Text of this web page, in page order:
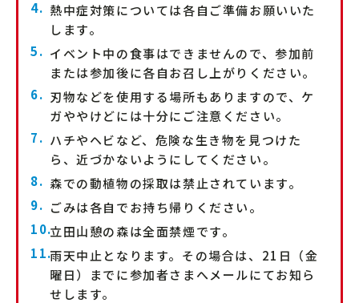
熱中症対策については各自ご準備お願いいた
します。
イベント中の食事はできませんので、参加前
または参加後に各自お召し上がりください。
刃物などを使用する場所もありますので、ケ
ガややけどには十分にご注意ください。
ハチやヘビなど、危険な生き物を見つけた
ら、近づかないようにしてください。
森での動植物の採取は禁止されています。
ごみは各自でお持ち帰りください。
立田山憩の森は全面禁煙です。
雨天中止となります。その場合は、21日（金
曜日）までに参加者さまへメールにてお知ら
せします。